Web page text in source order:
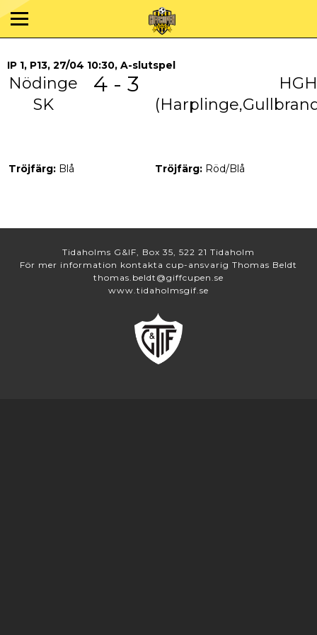
IP 1, P13, 27/04 10:30, A-slutspel
Nödinge
SK
4 - 3
HGH
Tröjfärg: Blå Tröjfärg: Röd/Blå
Tidaholms G&IF, Box 35, 522 21 Tidaholm
För mer information kontakta cup-ansvarig Thomas Beldt
thomas.beldt@giffcupen.se
www.tidaholmsgif.se